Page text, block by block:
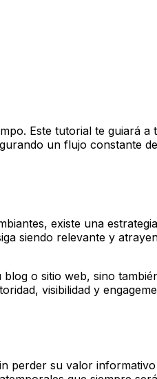
Este tutorial te guiará a
un flujo constante
existe una
siendo relevante y
o sitio web, sino
visibilidad y
perder su valor